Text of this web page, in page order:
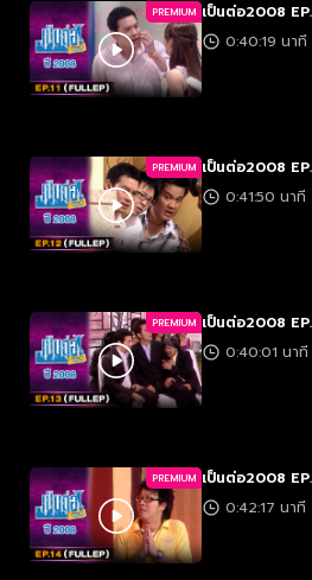
PREMIUM เป็นต่อ2008
0:40:19 นาที
PREMIUM เป็นต่อ2008
0:41:50 นาที
PREMIUM เป็นต่อ2008
0:40:01 นาที
PREMIUM เป็นต่อ2008
0:42:17 นาที